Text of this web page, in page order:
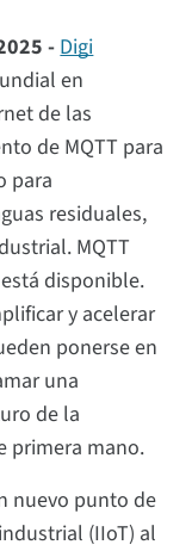
-Digi
en
de las
de MQTT para
para
residuales,
MQTT
está disponible.
y acelerar
ponerse en
una
de la
primera mano.
nuevo punto de
(IIoT) al